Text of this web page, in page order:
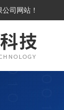
公司 网站！